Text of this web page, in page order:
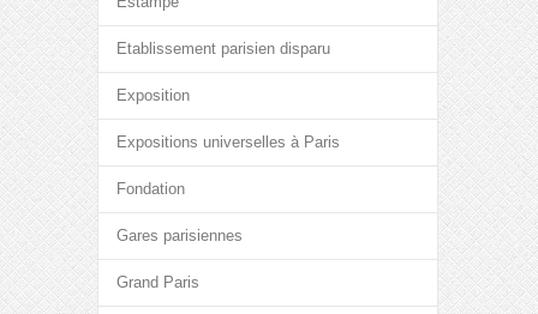
Etablissement parisien disparu
Exposition
Expositions universelles à Paris
Fondation
Gares parisiennes
Grand Paris